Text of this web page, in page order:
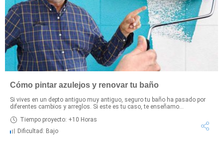
Cómo pintar azulejos y renovar tu baño
Si vives en un depto antiguo muy antiguo, seguro tu baño ha pasado por
diferentes cambios y arreglos. Si este es tu caso, te enseñamo...
Tiempo proyecto: +10 Horas
Dificultad: Bajo